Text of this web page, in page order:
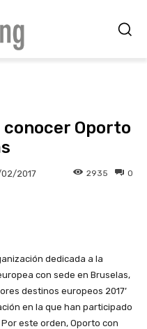
Oporto
2017 0
2935
dedicada a la
con sede en Bruselas,
destinos europeos 2017’
en la que han participado
este orden, Oporto con